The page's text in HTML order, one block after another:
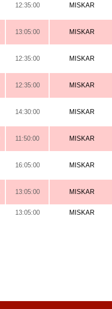
12:35:00 MISKAR
13:05:00 MISKAR
12:35:00 MISKAR
12:35:00 MISKAR
14:30:00 MISKAR
11:50:00 MISKAR
16:05:00 MISKAR
13:05:00 MISKAR
13:05:00 MISKAR